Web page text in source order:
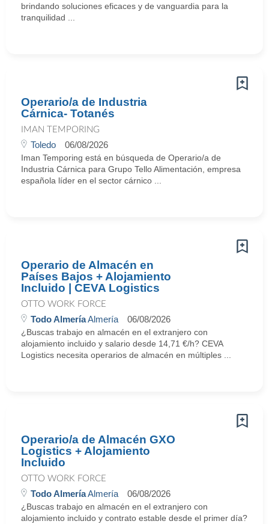
brindando soluciones eficaces y de vanguardia para la
tranquilidad ...
Operario/a de Industria
Cárnica- Totanés
IMAN TEMPORING
Toledo 06/08/2026
Iman Temporing está en búsqueda de Operario/a de
Industria Cárnica para Grupo Tello Alimentación, empresa
española líder en el sector cárnico ...
Operario de Almacén en
Países Bajos + Alojamiento
Incluido | CEVA Logistics
OTTO WORK FORCE
Todo AlmeríaAlmería 06/08/2026
¿Buscas trabajo en almacén en el extranjero con
alojamiento incluido y salario desde 14,71 €/h? CEVA
Logistics necesita operarios de almacén en múltiples ...
Operario/a de Almacén GXO
Logistics + Alojamiento
Incluido
OTTO WORK FORCE
Todo AlmeríaAlmería 06/08/2026
¿Buscas trabajo en almacén en el extranjero con
alojamiento incluido y contrato estable desde el primer día?